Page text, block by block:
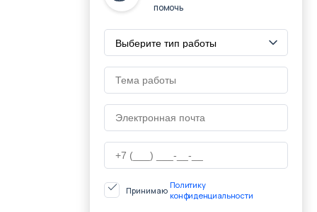
помочь
Принимаю Политику
конфиденциальности